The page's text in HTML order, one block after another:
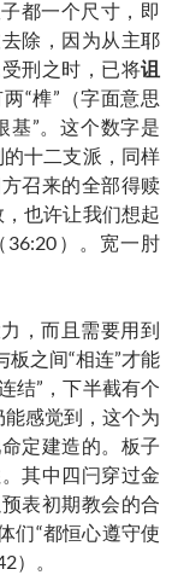
都一个尺寸，即
除，因为从主耶
刑之时，已将诅
“榫”（字面意思
基”。这个数字是
的十二支派，同样
召来的全部得赎
，也许让我们想起
36:20）。宽一肘
，而且需要用到
之间“相连”才能
结”，下半截有个
能感觉到，这个为
定建造的。板子
其中四闩穿过金
表初期教会的合
们“都恒心遵守使
）。